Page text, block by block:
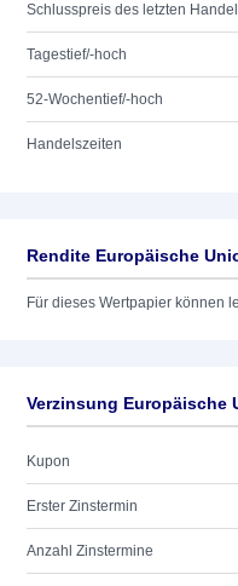
Schlusspreis des letzten
Tagestief/-hoch
52-Wochentief/-hoch
Handelszeiten
Rendite Europäische
Für dieses Wertpapier können
Verzinsung Europäische
Kupon
Erster Zinstermin
Anzahl Zinstermine